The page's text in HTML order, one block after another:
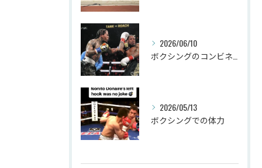
2026/06/10
2026/05/13
ボクシングでの体力